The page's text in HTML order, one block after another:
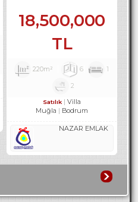
18,500,000
TL
220m² 6 1
2
Satılık
Villa
Muğla
Bodrum
NAZAR EMLAK